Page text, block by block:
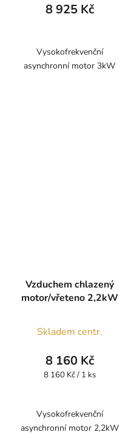
8 925 Kč
Vysokofrekvenční
asynchronní motor 3kW
Vzduchem chlazený
motor/vřeteno 2,2kW
Skladem centr.
8 160 Kč
Měrná
8 160 Kč / 1 ks
Vysokofrekvenční
asynchronní motor 2,2kW